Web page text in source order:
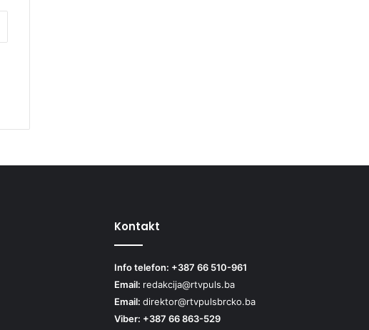
Kontakt
Info telefon: +387 66 510-961
Email: redakcija@rtvpuls.ba
Email: direktor@rtvpulsbrcko.ba
Viber: +387 66 863-529